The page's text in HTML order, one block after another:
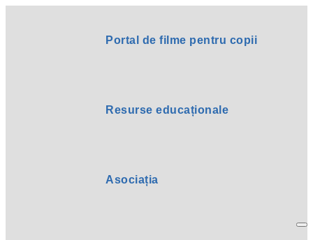
Portal de filme pentru copii
Resurse educaționale
Asociația